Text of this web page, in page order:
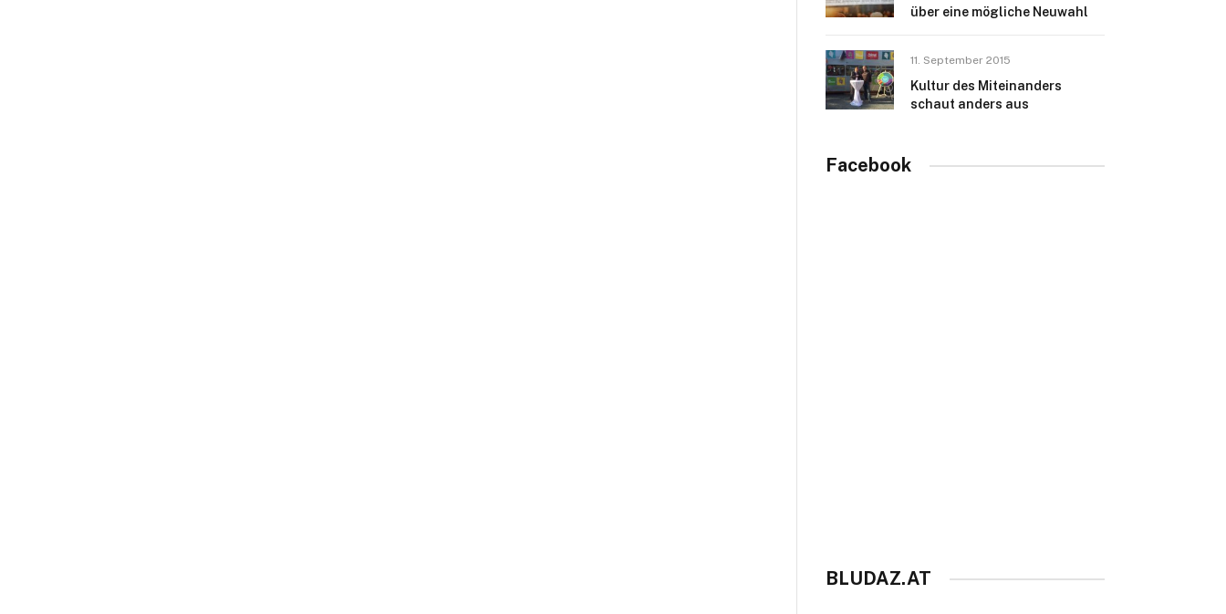
über eine mögliche Neuwahl
11. September 2015
Kultur des Miteinanders
schaut anders aus
Facebook
BLUDAZ.AT